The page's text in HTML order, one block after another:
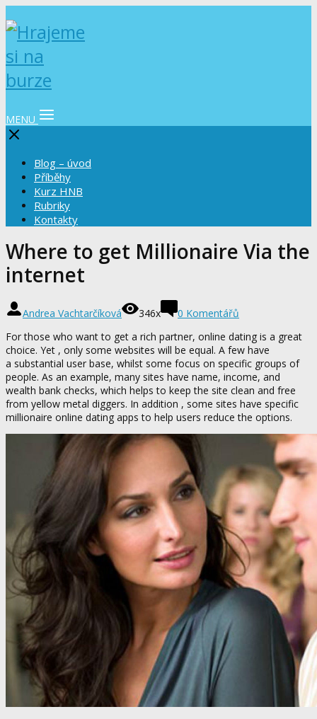
MENU
Blog – úvod
Příběhy
Kurz HNB
Rubriky
Kontakty
Where to get Millionaire Via the
internet
Andrea Vachtarčíková 346x
0 Komentářů
For those who want to get a rich partner, online dating is a great
choice. Yet , only some websites will be equal. A few have
a substantial user base, whilst some focus on specific groups of
people. As an example, many sites have name, income, and
wealth bank checks, which helps to keep the site clean and free
from yellow metal diggers. In addition , some sites have specific
millionaire online dating apps to help users reduce the options.